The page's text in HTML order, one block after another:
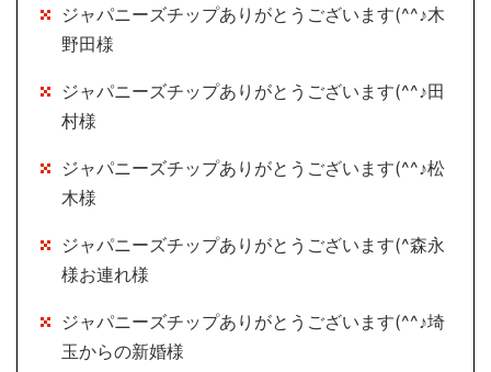
ジャパニーズチップありがとうございます(^^♪木
野田様
ジャパニーズチップありがとうございます(^^♪田
村様
ジャパニーズチップありがとうございます(^^♪松
木様
ジャパニーズチップありがとうございます(^森永
様お連れ様
ジャパニーズチップありがとうございます(^^♪埼
玉からの新婚様